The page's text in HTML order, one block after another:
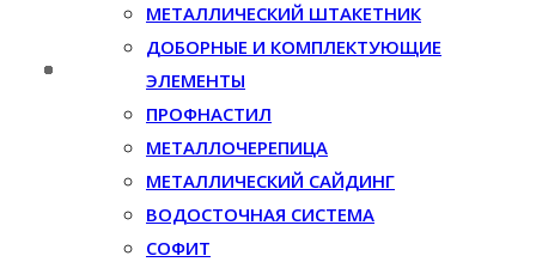
МЕТАЛЛИЧЕСКИЙ ШТАКЕТНИК
ДОБОРНЫЕ И КОМПЛЕКТУЮЩИЕ
ЭЛЕМЕНТЫ
ПРОФНАСТИЛ
МЕТАЛЛОЧЕРЕПИЦА
МЕТАЛЛИЧЕСКИЙ САЙДИНГ
ВОДОСТОЧНАЯ СИСТЕМА
СОФИТ